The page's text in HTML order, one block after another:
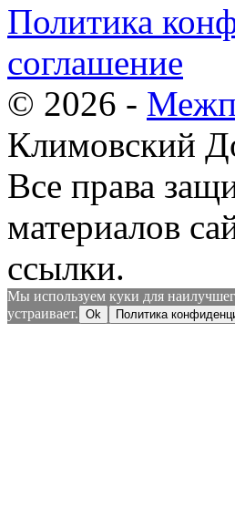
Политика
соглашение
© 2026 -
Климовский
Все права
материалов
ссылки.
Мы используем куки для
устраивает. Ok Политика